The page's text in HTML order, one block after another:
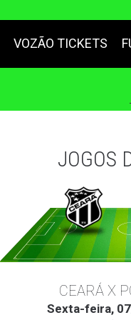
VOZÃO TICKETS
JOGOS
CEARÁ X
Sexta-feira,